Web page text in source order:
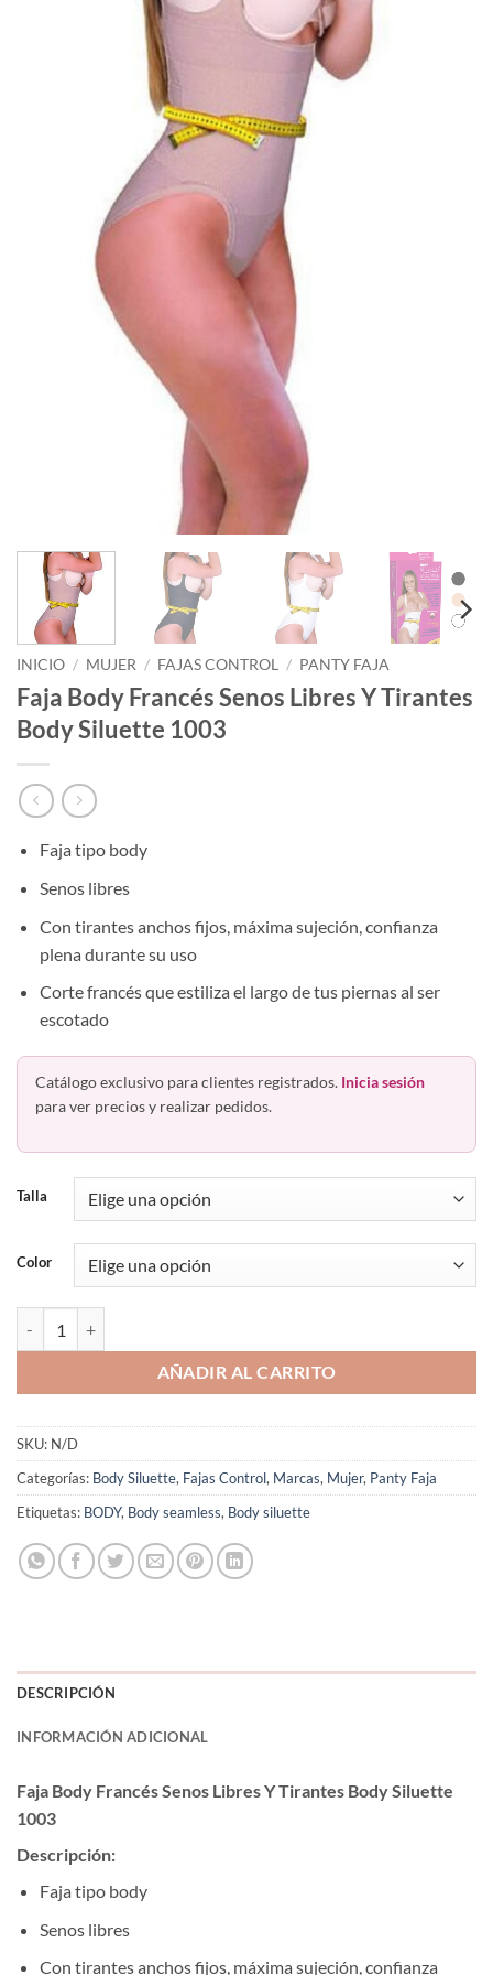
INICIO / MUJER / FAJAS CONTROL / PANTY FAJA
Faja Body Francés Senos Libres Y Tirantes
Body Siluette 1003
Faja tipo body
Senos libres
Con tirantes anchos fijos, máxima sujeción, confianza
plena durante su uso
Corte francés que estiliza el largo de tus piernas al ser
escotado
Catálogo exclusivo para clientes registrados. Inicia sesión
para ver precios y realizar pedidos.
Talla
Color
AÑADIR AL CARRITO
SKU: N/D
Categorías: Body Siluette, Fajas Control, Marcas, Mujer, Panty Faja
Etiquetas: BODY, Body seamless, Body siluette
DESCRIPCIÓN
INFORMACIÓN ADICIONAL
Faja Body Francés Senos Libres Y Tirantes Body Siluette
1003
Descripción:
Faja tipo body
Senos libres
Con tirantes anchos fijos, máxima sujeción, confianza